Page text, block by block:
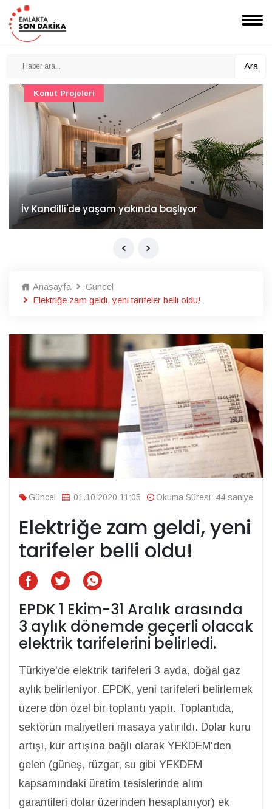
Ara
İv Kandilli'de yaşam yakında başlıyor
Konut Projeleri
Anasayfa
Güncel
Elektriğe zam geldi, yeni tarifeler belli oldu!
Güncel 01.10.2020 11:05 Okuma Süresi: 44 saniye
Elektriğe zam geldi, yeni
tarifeler belli oldu!
EPDK 1 Ekim-31 Aralık arasında
3 aylık dönemde geçerli olacak
elektrik tarifelerini belirledi.
Türkiye'de elektrik tarifeleri 3 ayda, doğal gaz
aylık belirleniyor. EPDK, yeni tarifeleri belirlemek
üzere dön özel bir toplantı yaptı. Toplantıda,
sektörün maliyetleri masaya yatırıldı. Dolar kuru
artışı, kur artışına bağlı olarak YEKDEM'den
gelen (güneş, rüzgar, su gibi YEKDEM
kapsamındaki üretim tesislerinde alım
garantileri dolar üzerinden hesaplanıyor) ek